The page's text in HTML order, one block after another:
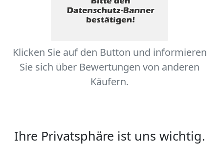
Klicken Sie auf den Button und informieren
Sie sich über Bewertungen von anderen
Käufern.
Ihre Privatsphäre ist uns wichtig.